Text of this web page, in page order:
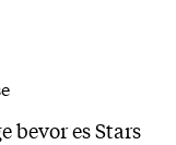
bevor es Stars